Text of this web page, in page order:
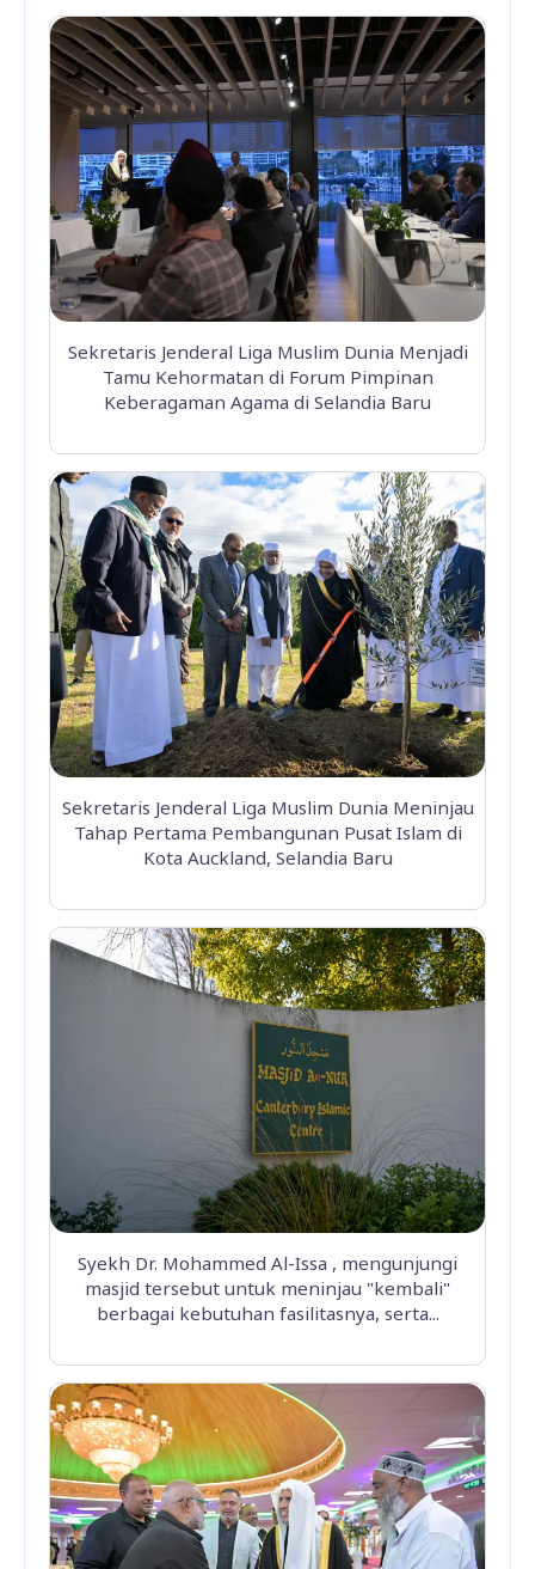
Sekretaris Jenderal Liga Muslim Dunia Menjadi
Tamu Kehormatan di Forum Pimpinan
Keberagaman Agama di Selandia Baru
Sekretaris Jenderal Liga Muslim Dunia Meninjau
Tahap Pertama Pembangunan Pusat Islam di
Kota Auckland, Selandia Baru
Syekh Dr. Mohammed Al-Issa , mengunjungi
masjid tersebut untuk meninjau "kembali"
berbagai kebutuhan fasilitasnya, serta...